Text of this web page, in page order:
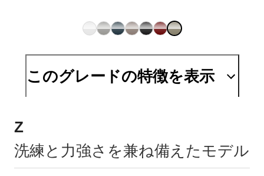
このグレードの特徴を表示
Z
洗練と力強さを兼ね備えたモデル